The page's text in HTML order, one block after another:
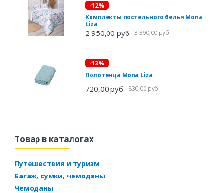
-12%
Комплекты постельного белья Mona
Liza
2 950,00 руб. 3 390,00 руб.
-13%
Полотенца Mona Liza
720,00 руб. 830,00 руб.
Товар в каталогах
Путешествия и туризм
Багаж, сумки, чемоданы
Чемоданы